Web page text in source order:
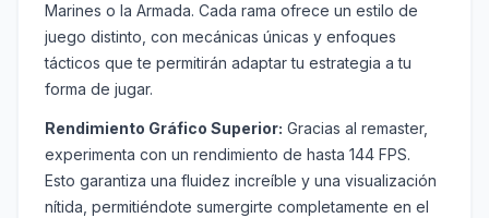
Marines o la Armada. Cada rama ofrece un estilo de
juego distinto, con mecánicas únicas y enfoques
tácticos que te permitirán adaptar tu estrategia a tu
forma de jugar.
Rendimiento Gráfico Superior: Gracias al remaster,
experimenta con un rendimiento de hasta 144 FPS.
Esto garantiza una fluidez increíble y una visualización
nítida, permitiéndote sumergirte completamente en el